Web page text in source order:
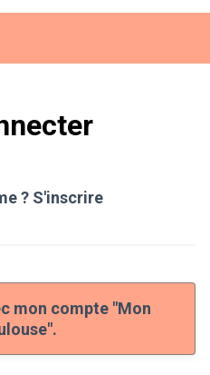
? S'inscrire
mon compte "Mon